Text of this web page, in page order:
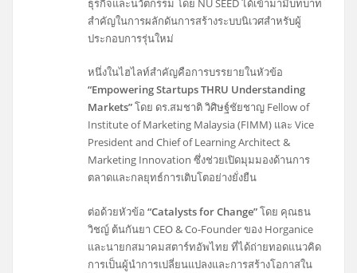
ธุรกิจและนวัตกรรม โดย NU SEED ได้เข้ามามีบทบาท
สำคัญในการผลักดันการสร้างระบบนิเวศสำหรับผู้
ประกอบการรุ่นใหม่
หนึ่งในไฮไลท์สำคัญคือการบรรยายในหัวข้อ
“Empowering Startups THRU Understanding
Markets”โดย ดร.สมชาติ วิศิษฐ์ชัยชาญ Fellow of
Institute of Marketing Malaysia (FIMM) และ Vice
President and Chief of Learning Architect &
Marketing Innovation ซึ่งช่วยเปิดมุมมองด้านการ
ตลาดและกลยุทธ์การเติบโตอย่างยั่งยืน
ต่อด้วยหัวข้อ“Catalysts for Change”โดย คุณธน
วิชญ์ ต้นกันยา CEO & Co-Founder ของ Horganice
และนายกสมาคมสตาร์ทอัพไทย ที่ได้ถ่ายทอดแนวคิด
การเป็นผู้นำการเปลี่ยนแปลงและการสร้างโอกาสใน